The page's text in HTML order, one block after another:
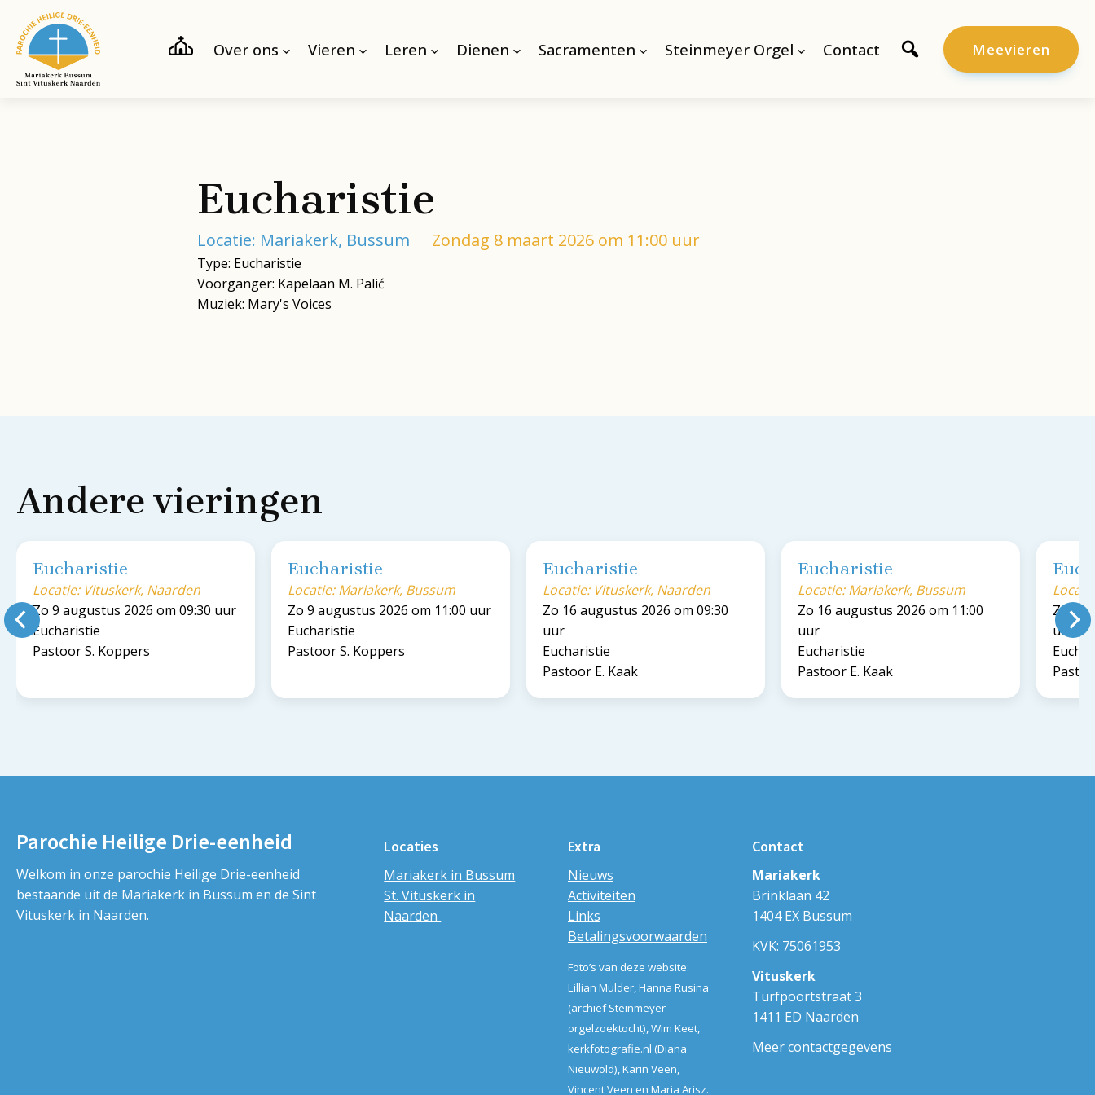
Over ons Vieren Leren Dienen Sacramenten Steinmeyer Orgel Contact Meevieren
Eucharistie
Locatie: Mariakerk, Bussum Zondag 8 maart 2026 om 11:00 uur
Type: Eucharistie
Voorganger: Kapelaan M. Palić
Muziek: Mary's Voices
Andere vieringen
Eucharistie
Locatie: Vituskerk, Naarden
Zo 9 augustus 2026 om 09:30 uur
Eucharistie
Pastoor S. Koppers
Eucharistie
Locatie: Mariakerk, Bussum
Zo 9 augustus 2026 om 11:00 uur
Eucharistie
Pastoor S. Koppers
Eucharistie
Locatie: Vituskerk, Naarden
Zo 16 augustus 2026 om 09:30
uur
Eucharistie
Pastoor E. Kaak
Eucharistie
Locatie: Mariakerk, Bussum
Zo 16 augustus 2026 om 11:00
uur
Eucharistie
Pastoor E. Kaak
Zo 23
uur
Parochie Heilige Drie-eenheid
Welkom in onze parochie Heilige Drie-eenheid
bestaande uit de Mariakerk in Bussum en de Sint
Vituskerk in Naarden.
Locaties
Mariakerk in Bussum
St. Vituskerk in
Naarden
Extra
Nieuws
Activiteiten
Links
Betalingsvoorwaarden
Foto’s van deze website:
Lillian Mulder, Hanna Rusina
(archief Steinmeyer
orgelzoektocht), Wim Keet,
kerkfotografie.nl (Diana
Nieuwold), Karin Veen,
Vincent Veen en Maria Arisz.
Contact
Mariakerk
Brinklaan 42
1404 EX Bussum
KVK: 75061953
Vituskerk
Turfpoortstraat 3
1411 ED Naarden
Meer contactgegevens